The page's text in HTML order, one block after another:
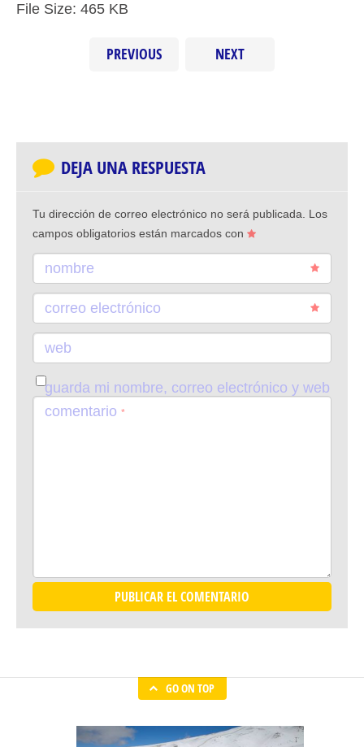
File Size: 465 KB
PREVIOUS NEXT
DEJA UNA RESPUESTA
Tu dirección de correo electrónico no será publicada.
Los
campos obligatorios están marcados con
nombre
correo electrónico
web
guarda mi nombre, correo electrónico y web
en este navegador para la próxima vez que
comentario *
GO ON TOP